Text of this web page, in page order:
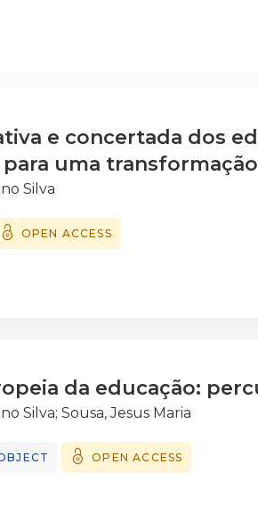
e concertada dos
uma
Silva
OPEN ACCESS
da educação:
Silva; Sousa, Jesus Maria
OPEN ACCESS